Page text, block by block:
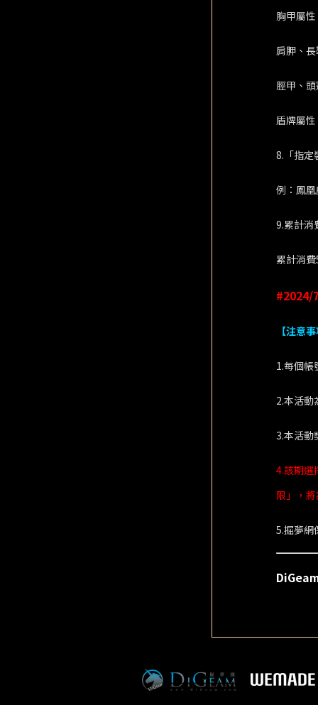
胸甲屬
肩胛、
脛甲、
盾牌屬
8.「指定
例：鳳
9.累計消
累計消
#2024/
【注意
1.每個帳
2.本活動
3.本活動
4.該期選
限」，
5.掘夢網